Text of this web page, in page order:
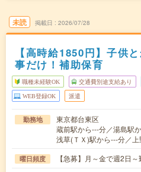
未読 掲載日 2026/07/28
【高時給1850円】子供
事だけ！補助保育
職種未経験OK 交通費別途支給あり
WEB登録OK 派遣
勤務地
東京都台東区
蔵前駅から---分／湯島駅
浅草(ＴＸ)駅から---分／
曜日頻度 【急募】月～金で週2日～